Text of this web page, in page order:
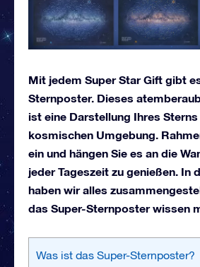
Mit jedem Super Star Gift gibt
Sternposter. Dieses
ist eine Darstellung Ihres
kosmischen Umgebung.
ein und hängen Sie es an die
jeder Tageszeit zu genießen. In
haben wir alles
das Super-Sternposter wissen
Was ist das Super-Sternposter?